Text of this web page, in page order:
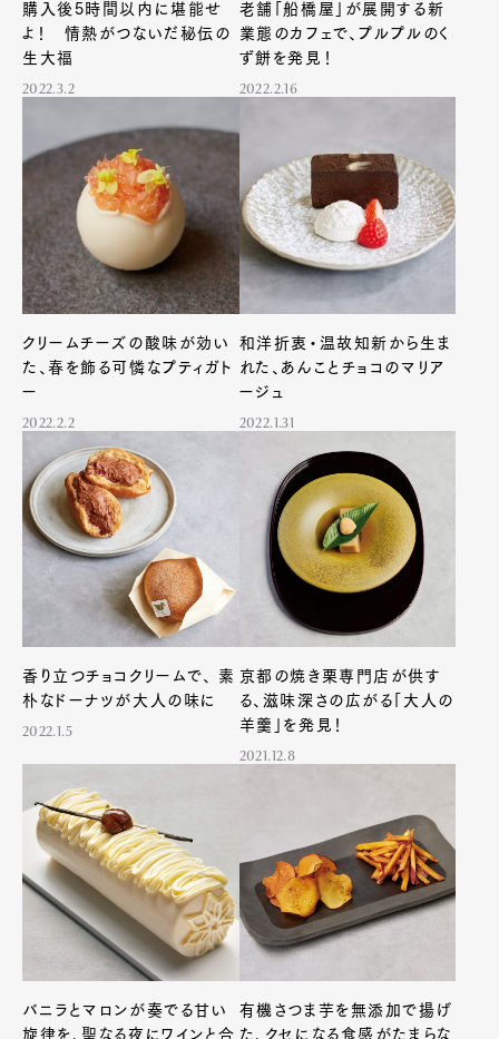
Art&DesignWatch
Gourmet
Cars
購入後5時間以内に堪能せ
よ！ 情熱がつないだ秘伝の
生大福
2022.3.2
老舗「船橋屋」が展開する新
業態のカフェで、プルプルのく
ず餅を発見！
2022.2.16
クリームチーズの酸味が効い
た、春を飾る可憐なプティガト
ー
2022.2.2
和洋折衷・温故知新から生ま
れた、あんことチョコのマリア
ージュ
2022.1.31
香り立つチョコクリームで、 素
朴なドーナツが大人の味に
2022.1.5
京都の焼き栗専門店が供す
る、滋味深さの広がる「大人の
羊羹」を発見！
2021.12.8
バニラとマロンが奏でる甘い
旋律を、聖なる夜にワインと合
有機さつま芋を無添加で揚げ
た、クセになる食感がたまらな